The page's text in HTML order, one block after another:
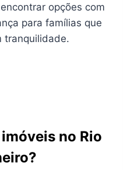
opções com
para famílias que
tranquilidade.
no Rio